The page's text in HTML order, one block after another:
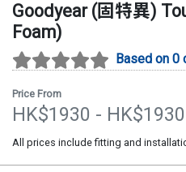
Goodyear (固特異)
Foam)
Based on 0
Price From
HK$1930 - HK$1930
All prices include fitting and